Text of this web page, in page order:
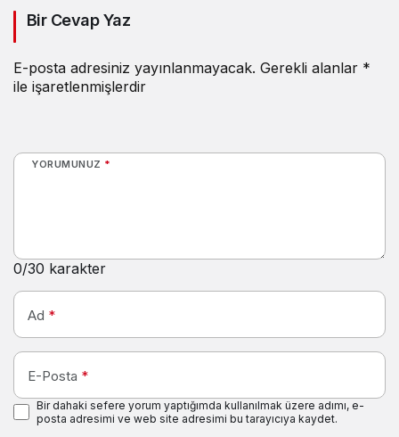
Bir Cevap Yaz
E-posta adresiniz yayınlanmayacak. Gerekli alanlar *
ile işaretlenmişlerdir
YORUMUNUZ *
0/30 karakter
Ad *
E-Posta *
Bir dahaki sefere yorum yaptığımda kullanılmak üzere adımı, e-
posta adresimi ve web site adresimi bu tarayıcıya kaydet.